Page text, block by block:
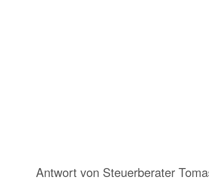
Antwort von Steuerberater